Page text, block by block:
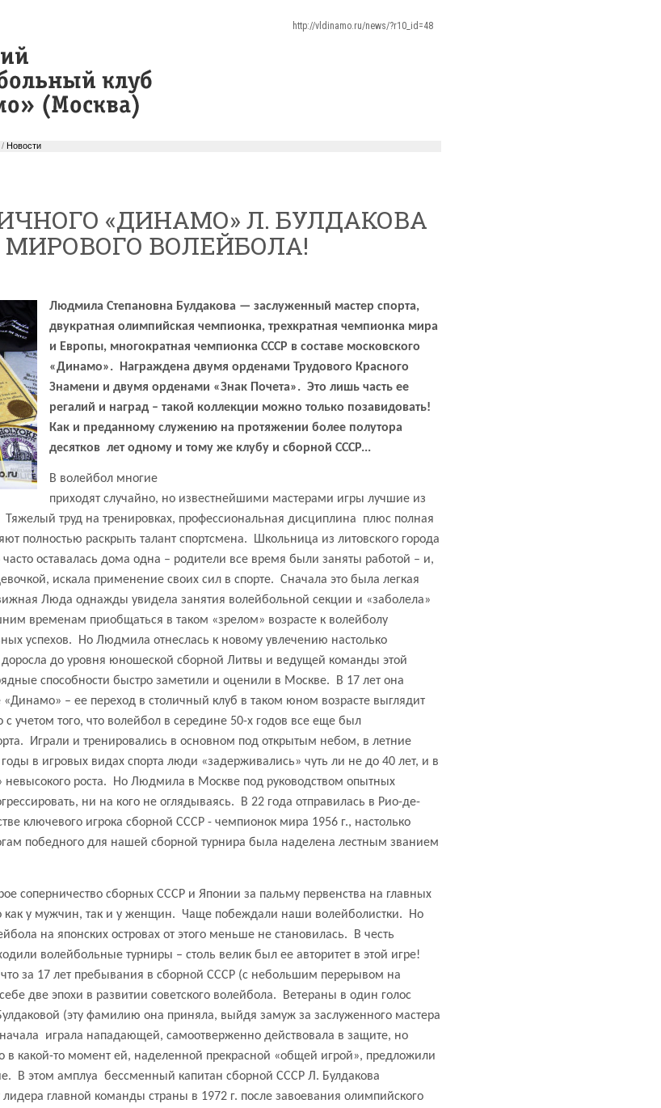
http://vldinamo.ru/news/?r10_id=48
/ Новости
«ДИНАМО» Л. БУЛДАКОВА
ВОЛЕЙБОЛА!
Людмила Степановна Булдакова — заслуженный мастер спорта,
двукратная олимпийская чемпионка, трехкратная чемпионка мира
и Европы, многократная чемпионка СССР в составе московского
«Динамо».
Награждена двумя орденами Трудового Красного
Знамени и двумя орденами «Знак Почета». Это лишь часть ее
регалий и наград – такой коллекции можно только позавидовать!
Как и преданному служению на протяжении более полутора
десятков лет одному и тому же клубу и сборной СССР...
В волейбол многие
приходят случайно, но известнейшими мастерами игры лучшие из
Тяжелый труд на тренировках, профессиональная дисциплина
плюс полная
полностью раскрыть талант спортсмена.
Школьница из литовского города
оставалась дома одна – родители все время были заняты работой – и,
искала применение своих сил в спорте. Сначала это была легкая
Люда однажды увидела занятия волейбольной секции и «заболела»
временам приобщаться в таком «зрелом» возрасте к волейболу
успехов.
Но Людмила отнеслась к новому увлечению настолько
доросла до уровня юношеской сборной Литвы и ведущей команды этой
способности быстро заметили и оценили в Москве.
В 17 лет она
– ее переход в столичный клуб в таком юном возрасте выглядит
с учетом того, что волейбол в середине 50-х годов все еще был
Играли и тренировались в основном под открытым небом, в летние
годы в игровых видах спорта люди «задерживались» чуть ли не до 40 лет, и в
роста.
Но Людмила в Москве под руководством опытных
ни на кого не оглядываясь.
В 22 года отправилась в Рио-де-
ключевого игрока сборной СССР - чемпионок мира 1956 г., настолько
победного для нашей сборной турнира была наделена лестным званием
соперничество сборных СССР и Японии за пальму первенства на главных
у мужчин, так и у женщин.
Чаще побеждали наши волейболистки.
Но
на японских островах от этого меньше не становилась.
В честь
волейбольные турниры – столь велик был ее авторитет в этой игре!
за 17 лет пребывания в сборной СССР (с небольшим перерывом на
две эпохи в развитии советского волейбола.
Ветераны в один голос
(эту фамилию она приняла, выйдя замуж за заслуженного мастера
играла нападающей, самоотверженно действовала в защите, но
в какой-то момент ей, наделенной прекрасной «общей игрой», предложили
В этом амплуа бессменный капитан сборной СССР Л. Булдакова
главной команды страны в 1972 г. после завоевания олимпийского